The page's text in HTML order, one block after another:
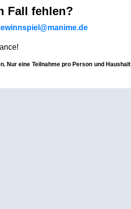
Fall fehlen?
Nur eine Teilnahme pro Person und Haushalt